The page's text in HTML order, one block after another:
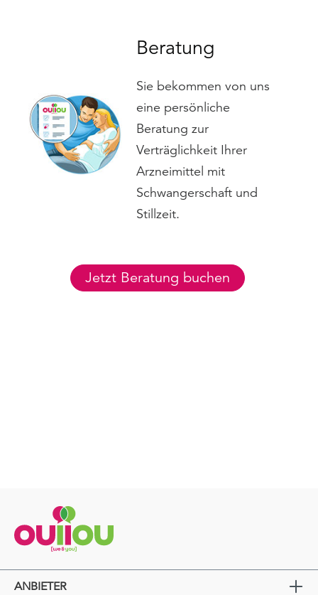
Beratung
Sie bekommen von uns
eine persönliche
Beratung zur
Verträglichkeit Ihrer
Arzneimittel mit
Schwangerschaft und
Stillzeit.
Jetzt Beratung buchen
ANBIETER